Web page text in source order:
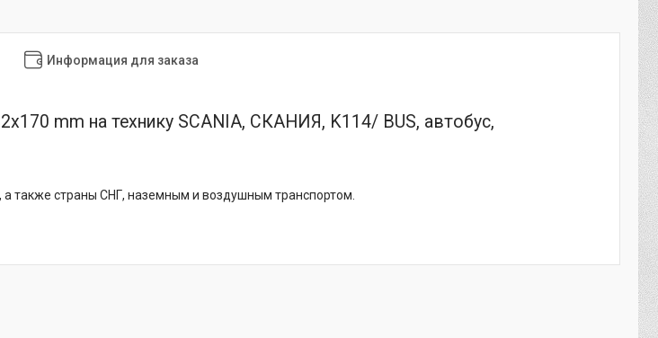
Информация для заказа
mm на технику SCANIA, СКАНИЯ, K114/ BUS, автобус,
также страны СНГ, наземным и воздушным транспортом.